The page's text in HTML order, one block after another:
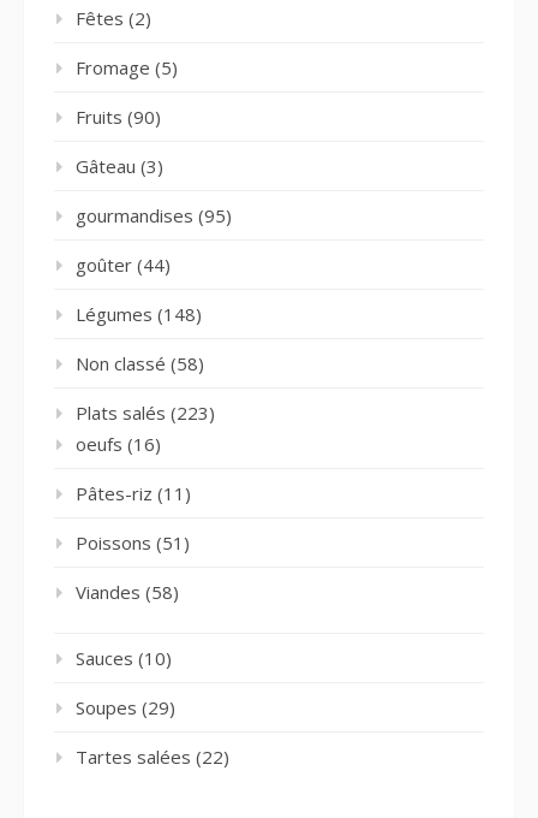
Fêtes (2)
Fromage (5)
Fruits (90)
Gâteau (3)
gourmandises (95)
goûter (44)
Légumes (148)
Non classé (58)
Plats salés (223)
oeufs (16)
Pâtes-riz (11)
Poissons (51)
Viandes (58)
Sauces (10)
Soupes (29)
Tartes salées (22)